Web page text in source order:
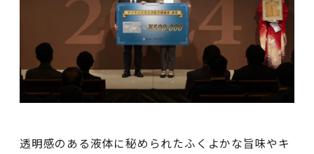
透明感のある液体に秘められたふくよかな旨味やキ